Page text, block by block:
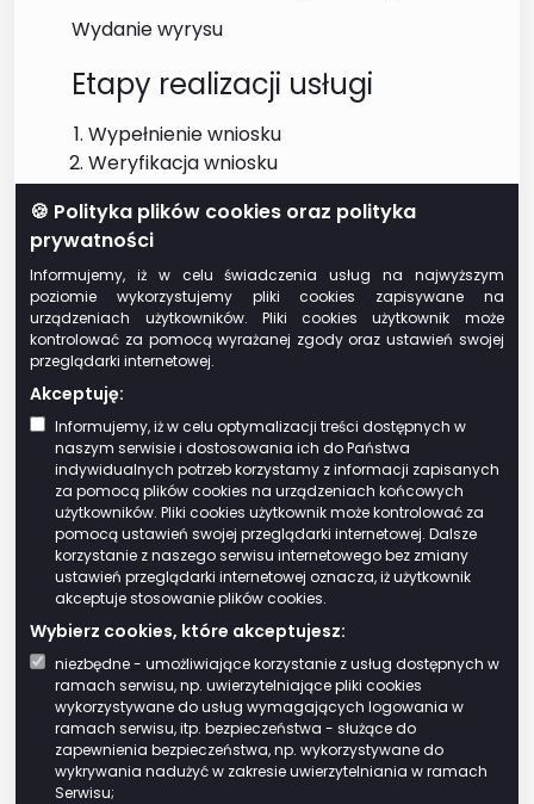
🍪 Polityka plików cookies oraz polityka
prywatności
Informujemy, iż w celu świadczenia usług na najwyższym
poziomie wykorzystujemy pliki cookies zapisywane na
urządzeniach użytkowników. Pliki cookies użytkownik może
kontrolować za pomocą wyrażanej zgody oraz ustawień swojej
przeglądarki internetowej.
Akceptuję:
Informujemy, iż w celu optymalizacji treści dostępnych w
naszym serwisie i dostosowania ich do Państwa
indywidualnych potrzeb korzystamy z informacji zapisanych
za pomocą plików cookies na urządzeniach końcowych
użytkowników. Pliki cookies użytkownik może kontrolować za
pomocą ustawień swojej przeglądarki internetowej. Dalsze
korzystanie z naszego serwisu internetowego bez zmiany
ustawień przeglądarki internetowej oznacza, iż użytkownik
akceptuje stosowanie plików cookies.
Wybierz cookies, które akceptujesz:
niezbędne - umożliwiające korzystanie z usług dostępnych w
ramach serwisu, np. uwierzytelniające pliki cookies
wykorzystywane do usług wymagających logowania w
ramach serwisu, itp. bezpieczeństwa - służące do
zapewnienia bezpieczeństwa, np. wykorzystywane do
wykrywania nadużyć w zakresie uwierzytelniania w ramach
Serwisu;
Wydanie wyrysu
Etapy realizacji usługi
Wypełnienie wniosku
Weryfikacja wniosku
Udzielenie odpowiedzi
Poziom uwierzytelniania
Podpis kwalifikowany
Profil zaufany
Usługa wymaga
zalogowania?
TAK
Gdzie można załatwić tę
sprawę?
Urząd Gminy Brańsk
Rynek 8, 17-120 Brańsk
tel.:
85 731 92 00
e-
sekretariat@bransk.pl